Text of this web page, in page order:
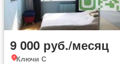
9 000 руб./месяц
Ключи С